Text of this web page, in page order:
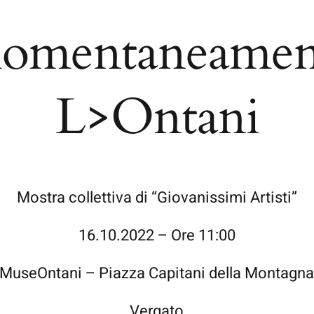
L>Ontani
Mostra collettiva di “Giovanissimi Artisti”
16.10.2022 – Ore 11:00
MuseOntani – Piazza Capitani della Montagna